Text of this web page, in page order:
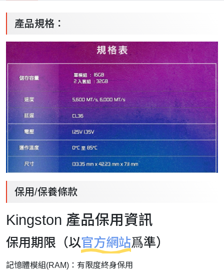
產品規格：
保用/保養條款
Kingston 產品保用資訊
保用期限（以官方網站爲準）
記憶體模組(RAM)：有限度終身保用